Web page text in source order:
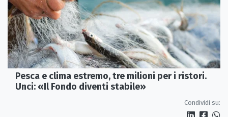
Pesca e clima estremo, tre milioni per i ristori.
Unci: «Il Fondo diventi stabile»
Condividi su: